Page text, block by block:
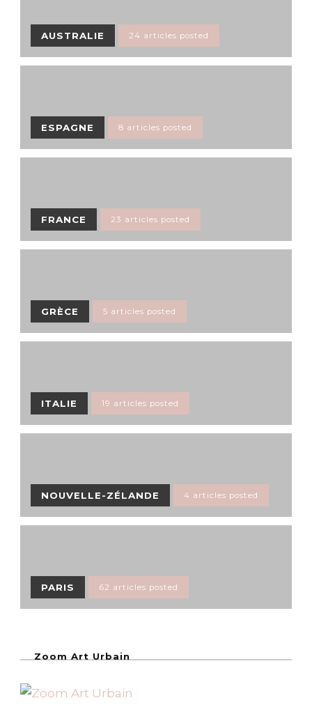
AUSTRALIE 24 articles posted
ESPAGNE 8 articles posted
FRANCE 23 articles posted
GRÈCE 5 articles posted
ITALIE 19 articles posted
NOUVELLE-ZÉLANDE 4 articles posted
PARIS 62 articles posted
Zoom Art Urbain